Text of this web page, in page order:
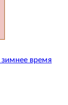
время